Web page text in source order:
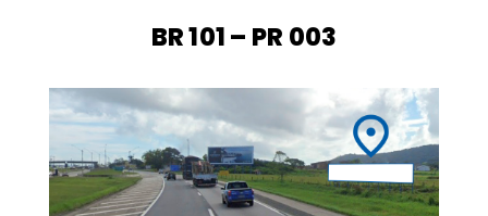
BR 101 – PR 003